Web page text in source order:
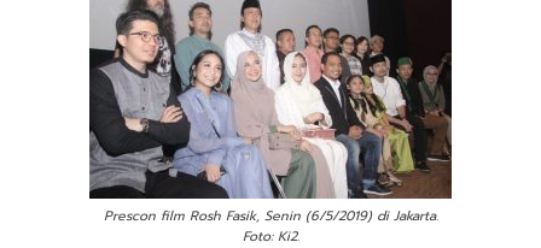
Prescon film Rosh Fasik, Senin (6/5/2019) di Jakarta.
Foto: Ki2.